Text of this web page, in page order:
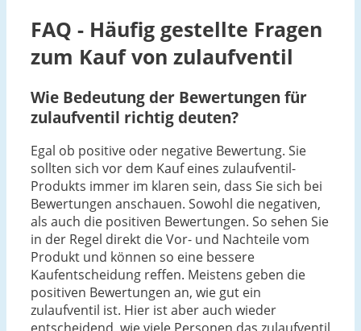
FAQ - Häufig gestellte Fragen
zum Kauf von zulaufventil
Wie Bedeutung der Bewertungen für
zulaufventil richtig deuten?
Egal ob positive oder negative Bewertung. Sie
sollten sich vor dem Kauf eines zulaufventil-
Produkts immer im klaren sein, dass Sie sich bei
Bewertungen anschauen. Sowohl die negativen,
als auch die positiven Bewertungen. So sehen Sie
in der Regel direkt die Vor- und Nachteile vom
Produkt und können so eine bessere
Kaufentscheidung reffen. Meistens geben die
positiven Bewertungen an, wie gut ein
zulaufventil ist. Hier ist aber auch wieder